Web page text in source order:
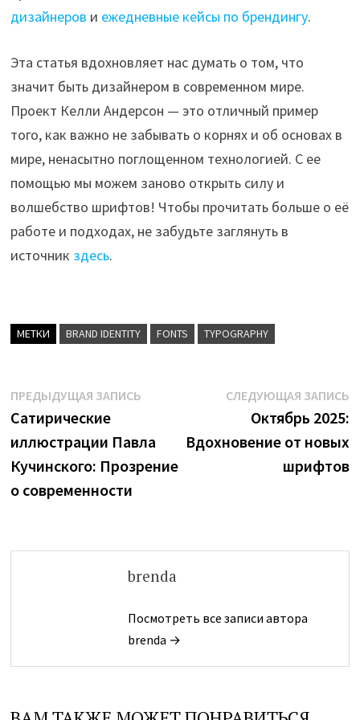
дизайнеров и ежедневные кейсы по брендингу.
Эта статья вдохновляет нас думать о том, что
значит быть дизайнером в современном мире.
Проект Келли Андерсон — это отличный пример
того, как важно не забывать о корнях и об основах в
мире, ненасытно поглощенном технологией. С ее
помощью мы можем заново открыть силу и
волшебство шрифтов! Чтобы прочитать больше о её
работе и подходах, не забудьте заглянуть в
источник здесь.
МЕТКИ BRAND IDENTITY FONTS TYPOGRAPHY
Навигация
по
записям
ПРЕДЫДУЩАЯ ЗАПИСЬ
Сатирические
иллюстрации Павла
Кучинского: Прозрение
о современности
СЛЕДУЮЩАЯ ЗАПИСЬ
Октябрь 2025:
Вдохновение от новых
шрифтов
brenda
Посмотреть все записи автора
brenda →